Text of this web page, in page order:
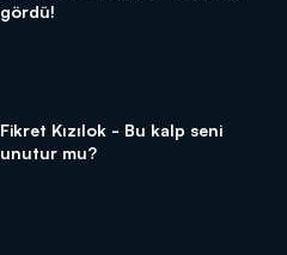
gördü!
Fikret Kızılok - Bu kalp seni
unutur mu?